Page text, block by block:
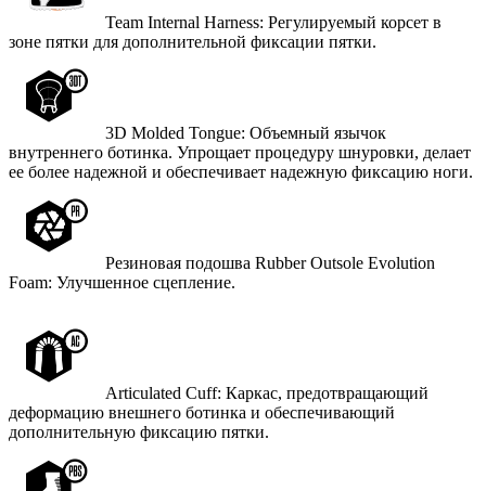
Team Internal Harness: Регулируемый корсет в
зоне пятки для дополнительной фиксации пятки.
3D Molded Tongue: Объемный язычок
внутреннего ботинка. Упрощает процедуру шнуровки, делает
ее более надежной и обеспечивает надежную фиксацию ноги.
Резиновая подошва Rubber Outsole Evolution
Foam: Улучшенное сцепление.
Articulated Cuff: Каркас, предотвращающий
деформацию внешнего ботинка и обеспечивающий
дополнительную фиксацию пятки.